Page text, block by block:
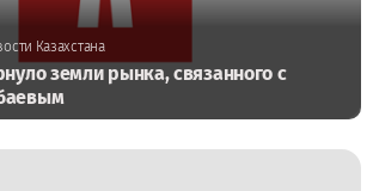
Казахстана
земли рынка, связанного с